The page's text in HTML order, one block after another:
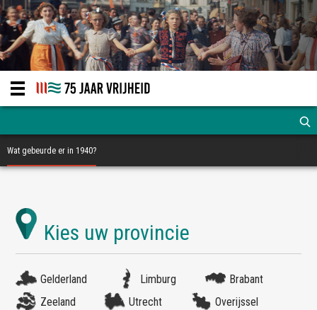
Wat gebeurde er in 1940?
Gelderland Limburg
Brabant
Zeeland
Utrecht
Overijssel